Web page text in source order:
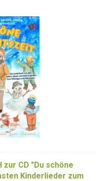
zur CD "Du schöne
Kinderlieder zum